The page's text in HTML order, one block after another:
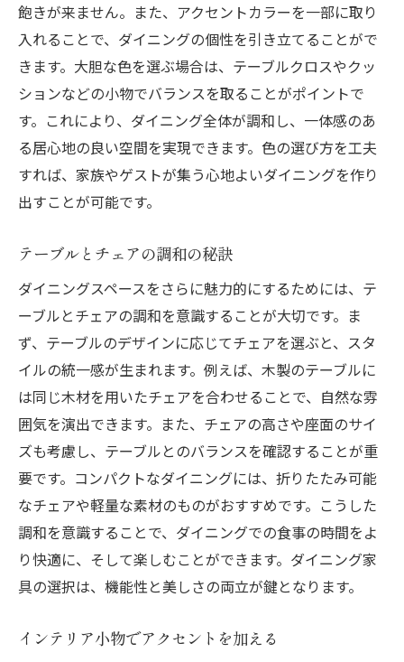
アクセントカラーで空間に変化をつける
シンプルで機能的なダイニングに最適な家具の
選び方
ミニマリストスタイルの基本
機能性を重視した家具選び
収納力をアップする家具の特徴
コンパクトな空間に適した家具選び
折りたたみ家具でスペースを有効活用
ダイニングスペースをワンランクアップさせる
家具選びのポイント
高級感を醸し出す素材とデザイン
インテリアのアクセントとなる家具選び
ライティングで空間をドラマチックに演出
オーダーメイド家具で個性をプラス
ブランド家具の魅力と選び方
スタイルミックスで独自の空間を作る
テーマに基づいたダイニング家具選びで魅力的
な空間を実現する
テーマ選びの重要性と決定方法
テーマを強調するインテリア小物の活用
飽きが来ません。また、アクセントカラーを一部に取り
入れることで、ダイニングの個性を引き立てることがで
きます。大胆な色を選ぶ場合は、テーブルクロスやクッ
ションなどの小物でバランスを取ることがポイントで
す。これにより、ダイニング全体が調和し、一体感のあ
る居心地の良い空間を実現できます。色の選び方を工夫
すれば、家族やゲストが集う心地よいダイニングを作り
出すことが可能です。
テーブルとチェアの調和の秘訣
ダイニングスペースをさらに魅力的にするためには、テ
ーブルとチェアの調和を意識することが大切です。ま
ず、テーブルのデザインに応じてチェアを選ぶと、スタ
イルの統一感が生まれます。例えば、木製のテーブルに
は同じ木材を用いたチェアを合わせることで、自然な雰
囲気を演出できます。また、チェアの高さや座面のサイ
ズも考慮し、テーブルとのバランスを確認することが重
要です。コンパクトなダイニングには、折りたたみ可能
なチェアや軽量な素材のものがおすすめです。こうした
調和を意識することで、ダイニングでの食事の時間をよ
り快適に、そして楽しむことができます。ダイニング家
具の選択は、機能性と美しさの両立が鍵となります。
インテリア小物でアクセントを加える